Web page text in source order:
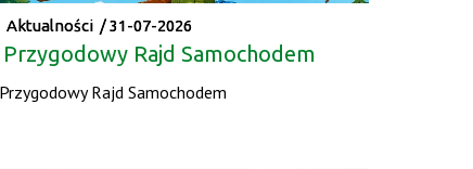
Aktualności /31-07-2026
Przygodowy Rajd Samochodem
Rajd Samochodem